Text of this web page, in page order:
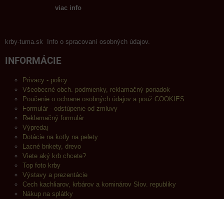
viac info
krby-tuma.sk Info o spracovaní osobných údajov.
INFORMÁCIE
Privacy - policy
Všeobecné obch. podmienky, reklamačný poriadok
Poučenie o ochrane osobných údajov a použ.COOKIES
Formulár - odstúpenie od zmluvy
Reklamačný formulár
Výpredaj
Dotácie na kotly na pelety
Lacné brikety, drevo
Viete aký krb chcete?
Top foto krby
Výstavy a prezentácie
Cech kachliarov, krbárov a kominárov Slov. republiky
Nákup na splátky